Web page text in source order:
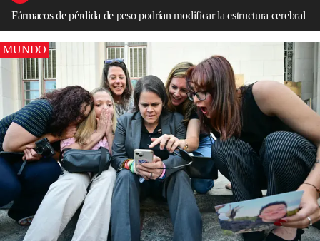
Fármacos de pérdida de peso podrían modificar la estructura cerebral
MUNDO